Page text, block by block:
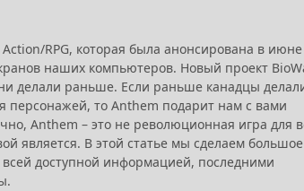
RPG, которая была анонсирована в июне
наших компьютеров. Новый проект
делали раньше. Если раньше канадцы
то Anthem подарит нам с вами
Anthem – это не революционная игра для
является. В этой статье мы сделаем большое
доступной информацией, последними